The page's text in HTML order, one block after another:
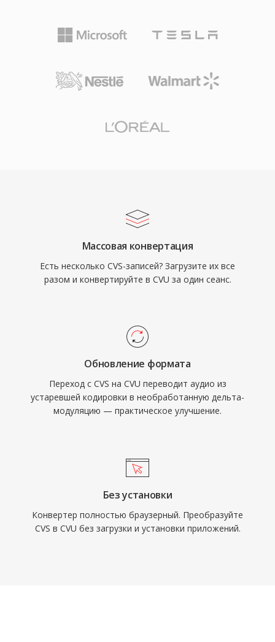
Массовая конвертация
Есть несколько CVS-записей? Загрузите их все
разом и конвертируйте в CVU за один сеанс.
Обновление формата
Переход с CVS на CVU переводит аудио из
устаревшей кодировки в необработанную дельта-
модуляцию — практическое улучшение.
Без установки
Конвертер полностью браузерный. Преобразуйте
CVS в CVU без загрузки и установки приложений.